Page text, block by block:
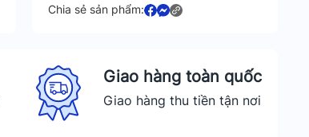
Chia sẻ sản phẩm:
Giao hàng toàn quốc
Giao hàng thu tiền tận nơi